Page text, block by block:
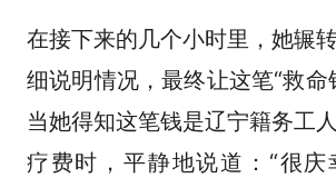
在接下来的几个小时里，她辗
细说明情况，最终让这笔“救命
当她得知这笔钱是辽宁籍务工
疗费时，平静地说道：“很庆